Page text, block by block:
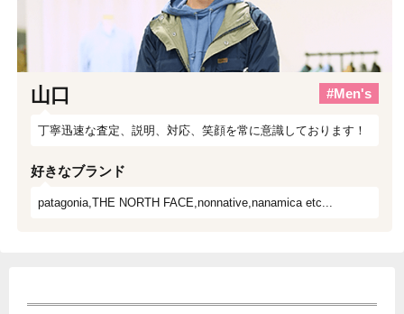
山口 #Men's
丁寧迅速な査定、説明、対応、笑顔を常に意識しております！
好きなブランド
patagonia,THE NORTH FACE,nonnative,nanamica etc...